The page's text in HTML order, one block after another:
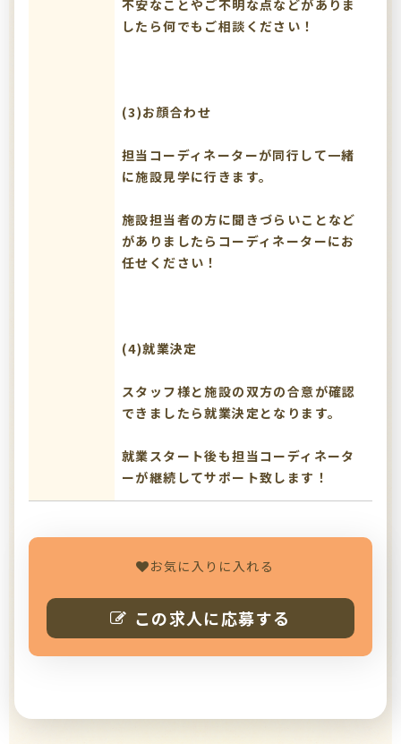
不安なことやご不明な点などがありま
したら何でもご相談ください！
(3)お顔合わせ
担当コーディネーターが同行して一緒
に施設見学に行きます。
施設担当者の方に聞きづらいことなど
がありましたらコーディネーターにお
任せください！
(4)就業決定
スタッフ様と施設の双方の合意が確認
できましたら就業決定となります。
就業スタート後も担当コーディネータ
ーが継続してサポート致します！
お気に入りに入れる
この求人に応募する